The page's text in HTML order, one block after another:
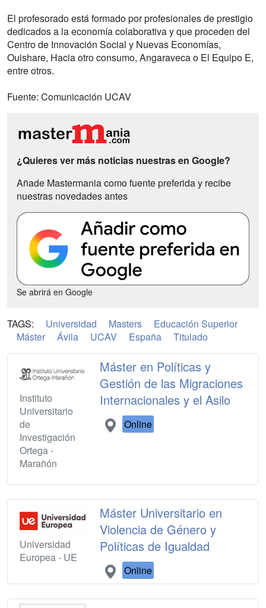
El profesorado está formado por profesionales de prestigio
dedicados a la economía colaborativa y que proceden del
Centro de Innovación Social y Nuevas Economías,
Ouishare, Hacia otro consumo, Angaraveca o El Equipo E,
entre otros.
Fuente: Comunicación UCAV
¿Quieres ver más noticias nuestras en Google?
Añade Mastermania como fuente preferida y recibe
nuestras novedades antes
Se abrirá en Google
TAGS: Universidad Masters
Educación Superior
Máster
Ávila UCAV España Titulado
Instituto
Universitario
de
Investigación
Ortega -
Marañón
Máster en Políticas y
Gestión de las Migraciones
Internacionales y el Asilo
Online
Universidad
Europea - UE
Máster Universitario en
Violencia de Género y
Políticas de Igualdad
Online